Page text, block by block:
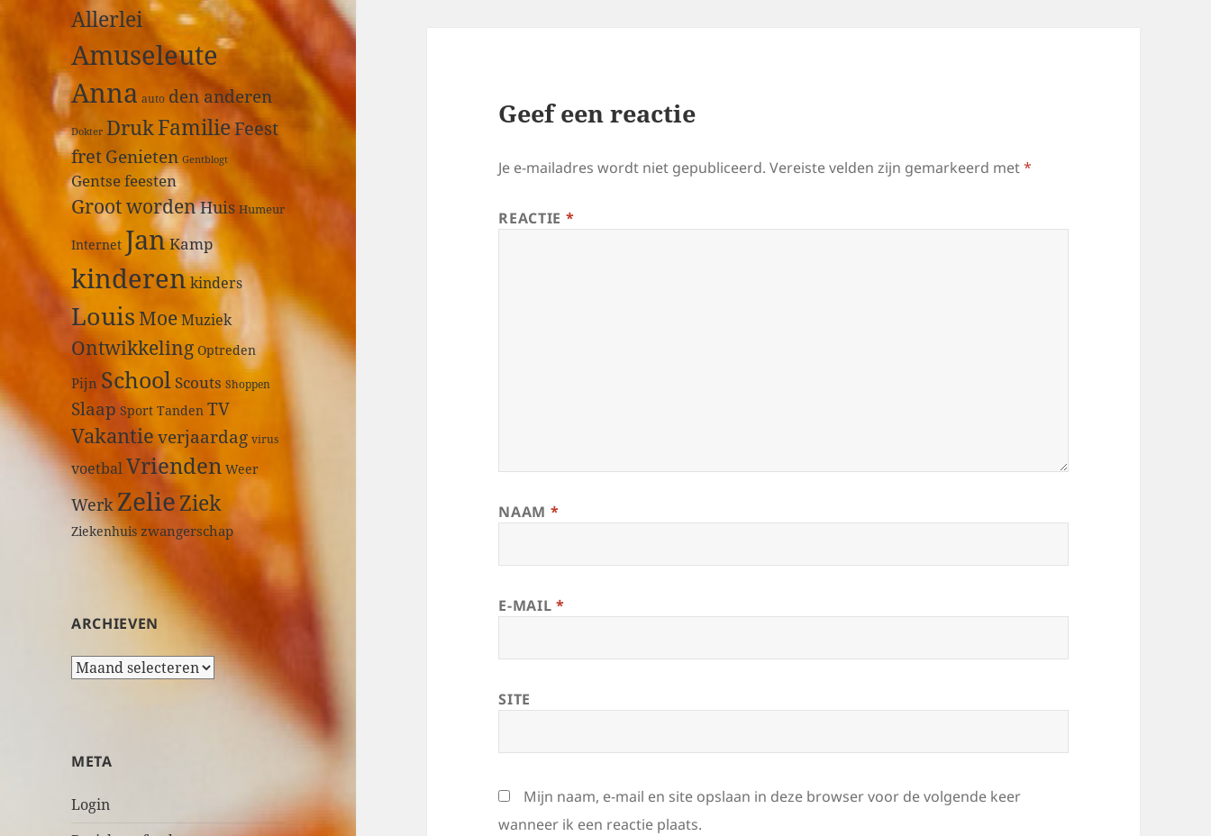
a
r
:
Allerlei
Amuseleute
Anna auto den anderen
Dokter DrukFamilieFeest
fretGenieten Gentblogt
Gentse feesten
Groot wordenHuis Humeur
Internet JanKamp
kinderenkinders
LouisMoeMuziek
Ontwikkeling Optreden
Pijn SchoolScouts Shoppen
Slaap Sport Tanden TV
Vakantie verjaardag virus
voetbalVrienden Weer
WerkZelieZiek
Ziekenhuis zwangerschap
ARCHIEVEN
A
i
v
META
Login
Geef een reactie
Je e-mailadres wordt niet gepubliceerd. Vereiste velden zijn gemarkeerd met*
REACTIE *
NAAM *
E-MAIL *
SITE
Mijn naam, e-mail en site opslaan in deze browser voor de volgende keer
wanneer ik een reactie plaats.